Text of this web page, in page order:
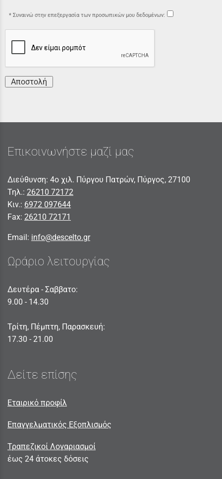
Συναινώ στην επεξεργασία των προσωπικών μου δεδομένων:
Αποστολή
Επικοινωνήστε μαζί μας
Διεύθυνση: 4ο χιλ. Πύργου Πατρών, Πύργος, 27100
Τηλ.: 26210 72172
Κιν.: 6972 097644
Fax: 26210 72171
Email: info@descelto.gr
Ωράριο λειτουργίας
Δευτέρα - Σαββατο:
9.00 - 14.30
Τρίτη, Πέμπτη, Παρασκευή:
17.30 - 21.00
Δείτε επίσης
Εταιρικό προφίλ
Επαγγελματικός Εξοπλισμός
Τραπεζικοί Λογαριασμοί
έως 24 άτοκες δόσεις